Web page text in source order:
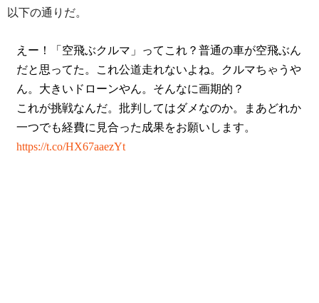
以下の通りだ。
えー！「空飛ぶクルマ」ってこれ？普通の車が空飛ぶん
だと思ってた。これ公道走れないよね。クルマちゃうや
ん。大きいドローンやん。そんなに画期的？
これが挑戦なんだ。批判してはダメなのか。まあどれか
一つでも経費に見合った成果をお願いします。
https://t.co/HX67aaezYt